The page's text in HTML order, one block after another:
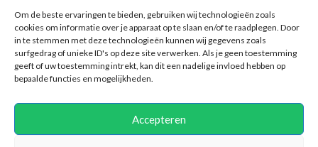
Om de beste ervaringen te bieden, gebruiken wij technologieën zoals
cookies om informatie over je apparaat op te slaan en/of te raadplegen. Door
in te stemmen met deze technologieën kunnen wij gegevens zoals
surfgedrag of unieke ID's op deze site verwerken. Als je geen toestemming
geeft of uw toestemming intrekt, kan dit een nadelige invloed hebben op
bepaalde functies en mogelijkheden.
Accepteren
Contactformulier
Over Hulplijnonline.nl
Het team van Hulplijnonline.nl